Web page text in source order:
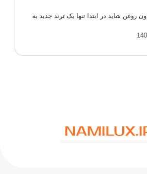
روغن شاید در ابتدا تنها یک ترند جدید به